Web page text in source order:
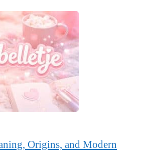
Origins, and Modern